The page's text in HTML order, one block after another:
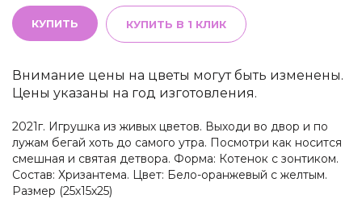
КУПИТЬ КУПИТЬ В 1 КЛИК
Внимание цены на цветы могут быть изменены.
Цены указаны на год изготовления.
2021г. Игрушка из живых цветов. Выходи во двор и по
лужам бегай хоть до самого утра. Посмотри как носится
смешная и святая детвора. Форма: Котенок с зонтиком.
Состав: Хризантема. Цвет: Бело-оранжевый с желтым.
Размер (25х15х25)